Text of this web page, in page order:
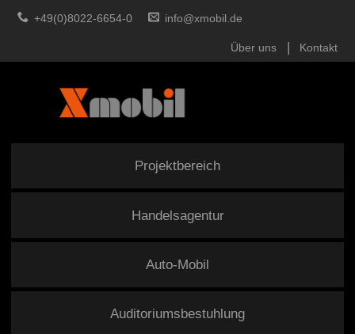
+49(0)8022-6654-0 info@xmobil.de
Über uns Kontakt
Projektbereich
Handelsagentur
Auto-Mobil
Auditoriumsbestuhlung